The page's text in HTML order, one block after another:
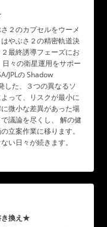
２のカプセルをウーメ
やぶさ２の精密軌道決
最終誘導フェーズにお
々の衛星運用をサポー
JPLの Shadow
した、３つの異なるソ
って、リスクが最小に
微小な差異があった場
議論を尽くし、 解の健
立案作業に移ります。
い日々が続きます。
き換え★